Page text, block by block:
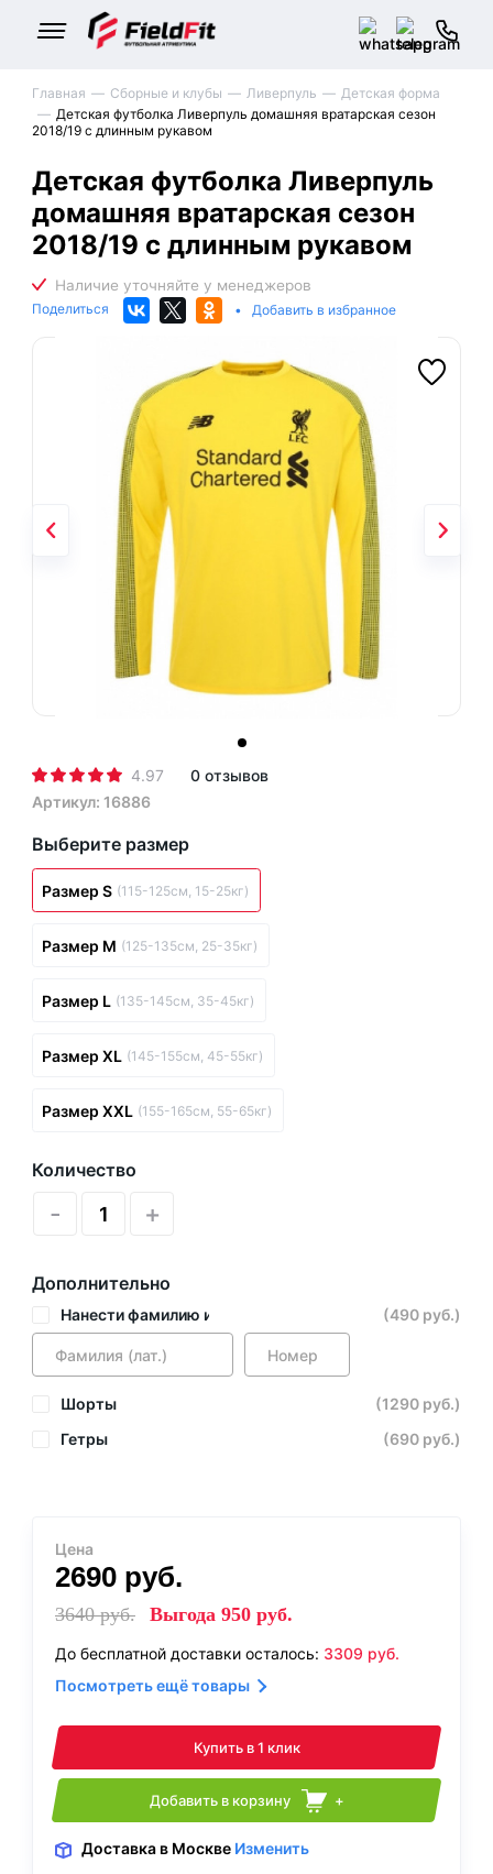
Главная Сборные и клубы Ливерпуль
Детская форма
Детская футболка Ливерпуль домашняя вратарская сезон
2018/19 с длинным рукавом
Детская футболка Ливерпуль
домашняя вратарская сезон
2018/19 с длинным рукавом
Поделиться • Добавить в избранное
4.97
0 отзывов
Артикул: 16886
Выберите размер
Размер S (115-125см, 15-25кг)
Размер M (125-135см, 25-35кг)
Размер L (135-145см, 35-45кг)
Размер XL (145-155см, 45-55кг)
Размер XXL (155-165см, 55-65кг)
Количество
- +
Дополнительно
Нанести фамилию и номер (490 руб.)
Шорты
(1290 руб.)
Гетры
(690 руб.)
Цена
2690 руб.
3640руб. Выгода 950 руб.
До бесплатной доставки осталось: 3309 руб.
Посмотреть ещё товары
Купить в 1 клик
Добавить в корзину +
Доставка в Москве Изменить